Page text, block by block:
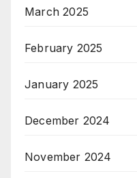
March 2025
February 2025
January 2025
December 2024
November 2024